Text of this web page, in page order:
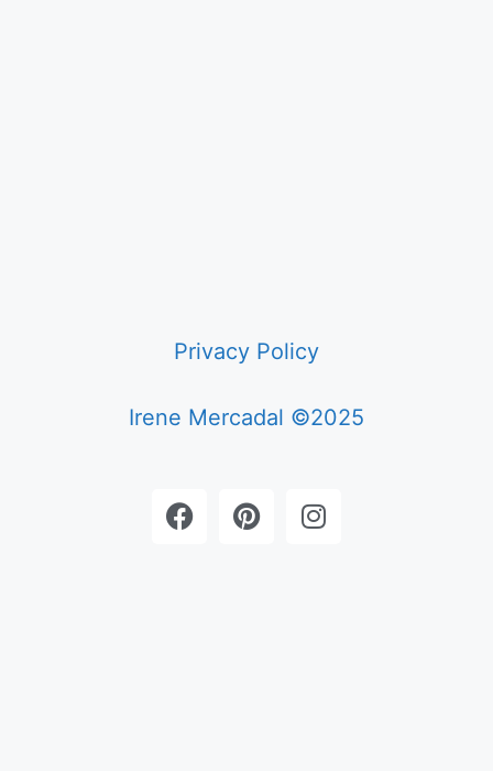
Privacy Policy
Irene Mercadal ©2025